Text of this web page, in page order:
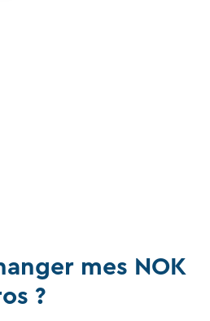
mes NOK
?